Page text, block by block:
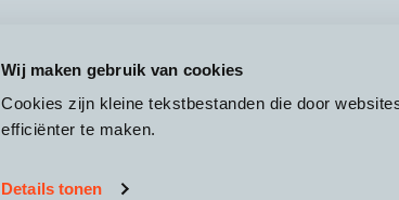
Wij maken gebruik van cookies
Cookies zijn kleine tekstbestanden die door
efficiënter te maken.
Details tonen